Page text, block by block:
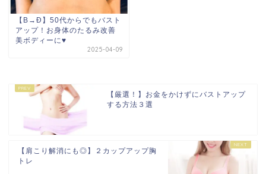
【B→Ð】50代からでもバスト
アップ！お身体のたるみ改善
美ボディーに♥
2025-04-09
【厳選！】お金をかけずにバストアップ
する方法３選
【肩こり解消にも◎】２カップアップ胸
トレ